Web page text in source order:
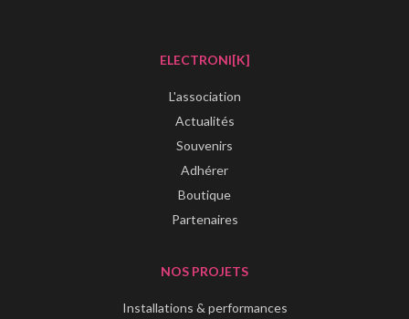
ELECTRONI[K]
L'association
Actualités
Souvenirs
Adhérer
Boutique
Partenaires
NOS PROJETS
Installations & performances